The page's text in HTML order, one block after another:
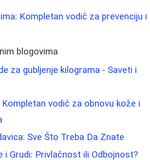
Kompletan vodič za prevenciju i
blogovima
za gubljenje kilograma - Saveti i
Kompletan vodič za obnovu kože i
Sve Što Treba Da Znate
i Grudi: Privlačnost ili Odbojnost?